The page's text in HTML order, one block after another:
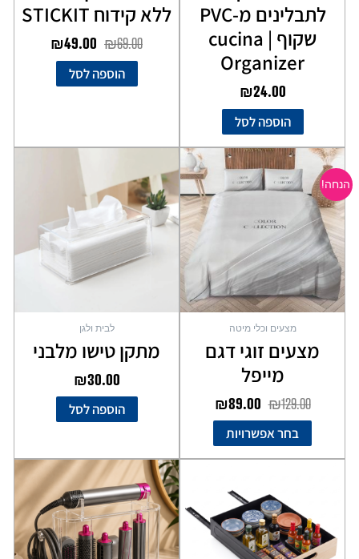
לתבלינים מ-PVC
שקוף | cucina
Organizer
₪24.00
הוספה לסל
ללא קידוח STICKIT
₪69.00
₪49.00
הוספה לסל
הנחה!
מצעים וכלי מיטה
מצעים זוגי דגם
מייפל
₪129.00
המחיר
המקורי
היה:
₪129.00.
₪89.00
המחיר
הנוכחי
הוא:
₪89.00.
בחר אפשרויות
למוצר
זה
יש
מספר
סוגים.
לבחור
את
האפשרויות
בעמוד
לבית ולגן
מתקן טישו מלבני
₪30.00
הוספה לסל